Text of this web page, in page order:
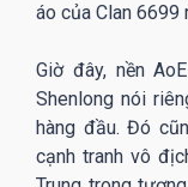
áo của Clan 6699
Giờ đây, nền
Shenlong nói
hàng đầu. Đó
cạnh tranh vô